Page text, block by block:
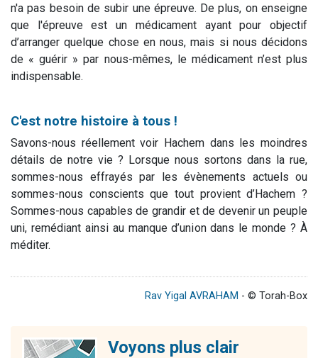
n'a pas besoin de subir une épreuve. De plus, on enseigne
que l'épreuve est un médicament ayant pour objectif
d’arranger quelque chose en nous, mais si nous décidons
de « guérir » par nous-mêmes, le médicament n’est plus
indispensable.
C'est notre histoire à tous !
Savons-nous réellement voir Hachem dans les moindres
détails de notre vie ? Lorsque nous sortons dans la rue,
sommes-nous effrayés par les évènements actuels ou
sommes-nous conscients que tout provient d’Hachem ?
Sommes-nous capables de grandir et de devenir un peuple
uni, remédiant ainsi au manque d’union dans le monde ? À
méditer.
Rav Yigal AVRAHAM - © Torah-Box
Voyons plus clair